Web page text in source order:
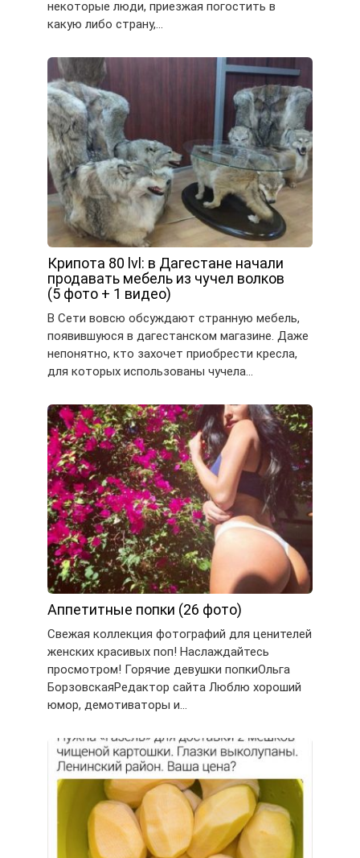
некоторые люди, приезжая погостить в
какую либо страну,…
Крипота 80 lvl: в Дагестане начали
продавать мебель из чучел волков
(5 фото + 1 видео)
В Сети вовсю обсуждают странную мебель,
появившуюся в дагестанском магазине. Даже
непонятно, кто захочет приобрести кресла,
для которых использованы чучела…
Аппетитные попки (26 фото)
Свежая коллекция фотографий для ценителей
женских красивых поп! Наслаждайтесь
просмотром! Горячие девушки попкиОльга
БорзовскаяРедактор сайта Люблю хороший
юмор, демотиваторы и…